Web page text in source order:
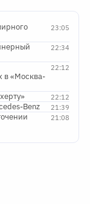
23:05
22:34
22:12
в «Москва-
22:12
21:39
Benz
21:08